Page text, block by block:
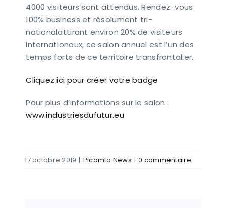
4000 visiteurs sont attendus. Rendez-vous
100% business et résolument tri-
nationalattirant environ 20% de visiteurs
internationaux, ce salon annuel est l’un des
temps forts de ce territoire transfrontalier.
Cliquez ici pour créer votre badge
Pour plus d’informations sur le salon :
www.industriesdufutur.eu
17 octobre 2019 | Picomto News | 0 commentaire